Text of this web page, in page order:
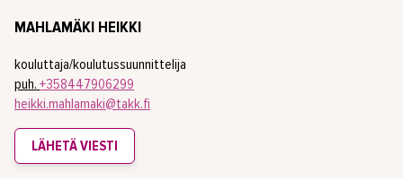
MAHLAMÄKI HEIKKI
kouluttaja/koulutussuunnittelija
puh. +358447906299
heikki.mahlamaki@takk.fi
LÄHETÄ VIESTI